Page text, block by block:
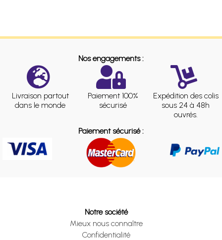
Nos engagements :
Livraison partout
dans le monde
Paiement 100%
sécurisé
Expédition des colis
sous 24 à 48h
ouvrés.
Paiement sécurisé :
Notre société
Mieux nous connaître
Confidentialité